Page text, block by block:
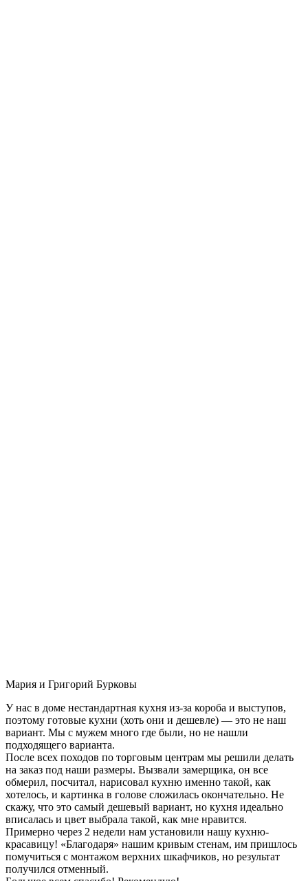
Мария и Григорий Бурковы
У нас в доме нестандартная кухня из-за короба и выступов,
поэтому готовые кухни (хоть они и дешевле) — это не наш
вариант. Мы с мужем много где были, но не нашли
подходящего варианта.
После всех походов по торговым центрам мы решили делать
на заказ под наши размеры. Вызвали замерщика, он все
обмерил, посчитал, нарисовал кухню именно такой, как
хотелось, и картинка в голове сложилась окончательно. Не
скажу, что это самый дешевый вариант, но кухня идеально
вписалась и цвет выбрала такой, как мне нравится.
Примерно через 2 недели нам установили нашу кухню-
красавицу! «Благодаря» нашим кривым стенам, им пришлось
помучиться с монтажом верхних шкафчиков, но результат
получился отменный.